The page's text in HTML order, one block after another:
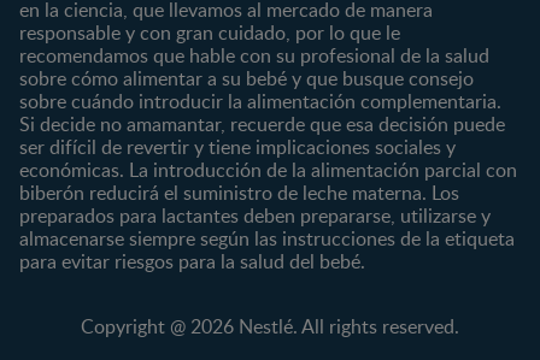
12 a 24 meses
Desde 2 años
Preescolar
Escolar
Marcas
CERELAC®
GERBER®
KLIM®
NAN® 3
NAN® Optipro® 3
Productos
Cereales Infantiles
Compotas y galletas
Fórmulas Infantiles
Vitaminas y Suplementos
en la ciencia, que llevamos al mercado de manera
responsable y con gran cuidado, por lo que le
recomendamos que hable con su profesional de la salud
sobre cómo alimentar a su bebé y que busque consejo
sobre cuándo introducir la alimentación complementaria.
Si decide no amamantar, recuerde que esa decisión puede
ser difícil de revertir y tiene implicaciones sociales y
económicas. La introducción de la alimentación parcial con
biberón reducirá el suministro de leche materna. Los
preparados para lactantes deben prepararse, utilizarse y
almacenarse siempre según las instrucciones de la etiqueta
para evitar riesgos para la salud del bebé.
Copyright @ 2026 Nestlé. All rights reserved.